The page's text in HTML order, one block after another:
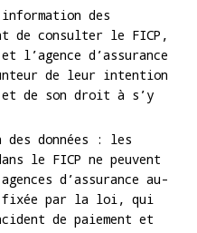
des
de consulter le FICP,
l’agence d’assurance
de leur intention
de son droit à s’y
des données : les
le FICP ne peuvent
d’assurance au-
fixée par la loi, qui
de paiement et